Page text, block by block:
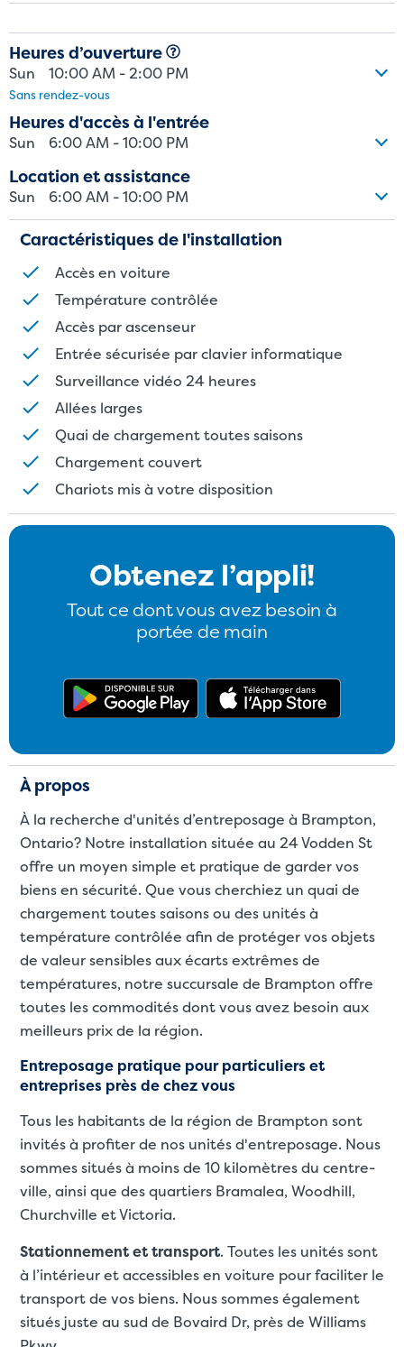
sont approximatives seulement et les unités de l’installation
d’entreposage libre-service peuvent différer légèrement en forme
ou en taille. Avant de signer un contrat de location, les clients
doivent examiner attentivement l’unité qui les intéresse et baser
leur décision de la louer selon l’inspection qu’ils en ont faite plutôt
que sur la taille annoncée. Les tarifs de location ne sont pas basés
sur des mesures de superficie.
Heures d’ouverture
Sun 10:00 AM - 2:00 PM
Sans rendez-vous
Heures d'accès à l'entrée
Sun 6:00 AM - 10:00 PM
Location et assistance
Sun 6:00 AM - 10:00 PM
Caractéristiques de l'installation
Accès en voiture
Température contrôlée
Accès par ascenseur
Entrée sécurisée par clavier informatique
Surveillance vidéo 24 heures
Allées larges
Quai de chargement toutes saisons
Chargement couvert
Chariots mis à votre disposition
Obtenez l’appli!
Tout ce dont vous avez besoin à
portée de main
Obtenez l'application dans
À propos
À la recherche d'unités d’entreposage à Brampton,
Ontario? Notre installation située au 24 Vodden St
offre un moyen simple et pratique de garder vos
biens en sécurité. Que vous cherchiez un quai de
chargement toutes saisons ou des unités à
température contrôlée afin de protéger vos objets
de valeur sensibles aux écarts extrêmes de
températures, notre succursale de Brampton offre
toutes les commodités dont vous avez besoin aux
meilleurs prix de la région.
Entreposage pratique pour particuliers et
entreprises près de chez vous
Tous les habitants de la région de Brampton sont
invités à profiter de nos unités d'entreposage. Nous
sommes situés à moins de 10 kilomètres du centre-
ville, ainsi que des quartiers Bramalea, Woodhill,
Churchville et Victoria.
Stationnement et transport. Toutes les unités sont
à l’intérieur et accessibles en voiture pour faciliter le
transport de vos biens. Nous sommes également
situés juste au sud de Bovaird Dr, près de Williams